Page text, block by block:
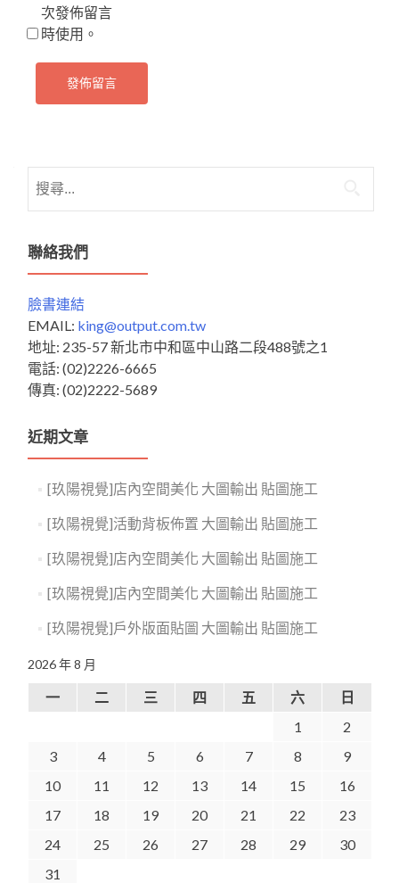
次發佈留言
時使用。
尋
鍵
字:
聯絡我們
臉書連結
EMAIL: king@output.com.tw
地址: 235-57 新北市中和區中山路二段488號之1
電話: (02)2226-6665
傳真: (02)2222-5689
近期文章
[玖陽視覺]店內空間美化 大圖輸出 貼圖施工
[玖陽視覺]活動背板佈置 大圖輸出 貼圖施工
[玖陽視覺]店內空間美化 大圖輸出 貼圖施工
[玖陽視覺]店內空間美化 大圖輸出 貼圖施工
[玖陽視覺]戶外版面貼圖 大圖輸出 貼圖施工
2026 年 8 月
一 二 三 四 五 六
日
1
2
3
4 5 6 7 8
9
10
11 12 13 14 15
16
17
18 19 20 21 22
23
24
25 26 27 28 29
30
31